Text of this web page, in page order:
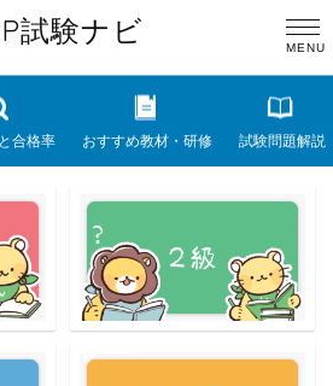
試験ナビ
合格率 おすすめ教材・研修 試験問題解説